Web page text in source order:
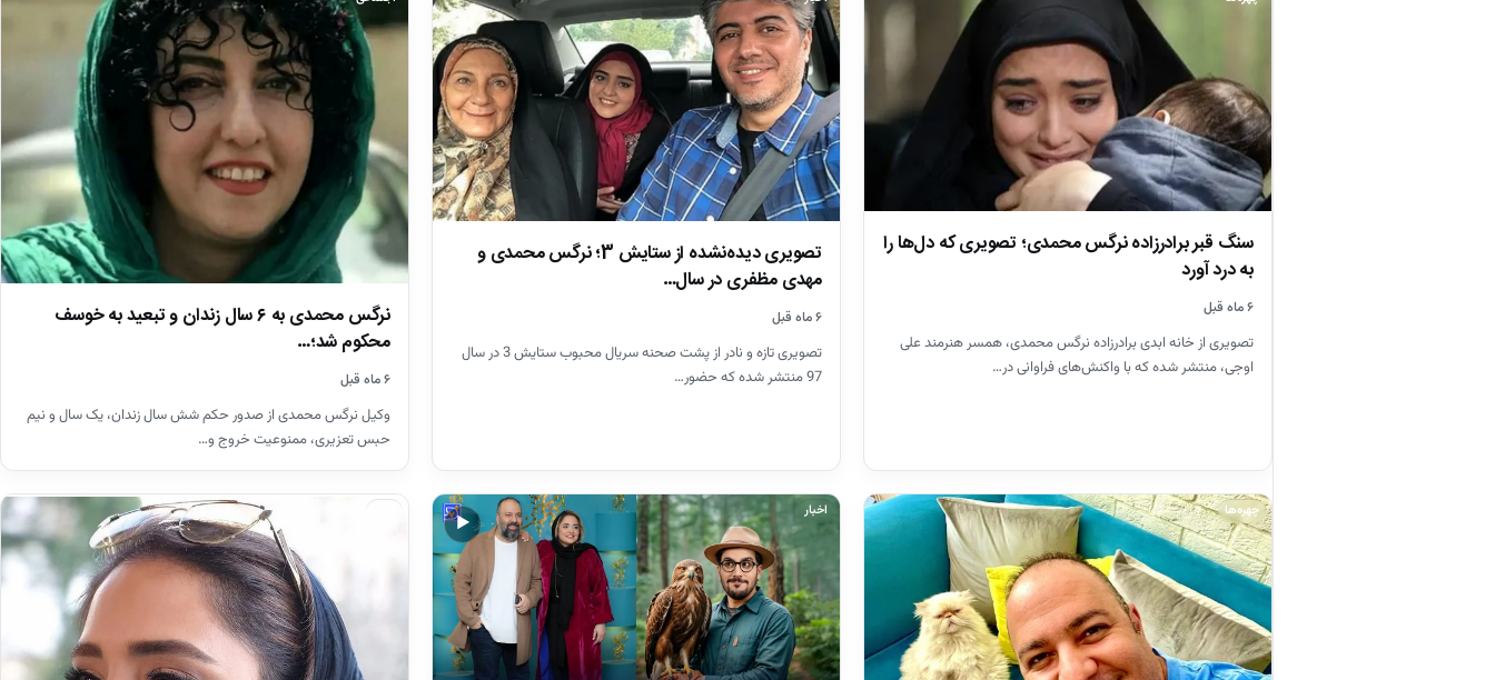
سنگ قبر برادرزاده نرگس محمدی؛ تصویری که دل‌ها را
به درد آورد
۶ ماه قبل
تصویری از خانه ابدی برادرزاده نرگس محمدی، همسر هنرمند علی
اوجی، منتشر شده که با واکنش‌های فراوانی در…
تصویری دیده‌نشده از ستایش 3؛ نرگس محمدی و
مهدی مظفری در سال…
۶ ماه قبل
تصویری تازه و نادر از پشت صحنه سریال محبوب ستایش 3 در سال
97 منتشر شده که حضور…
نرگس محمدی به ۶ سال زندان و تبعید به خوسف
محکوم شد؛…
۶ ماه قبل
وکیل نرگس محمدی از صدور حکم شش سال زندان، یک سال و نیم
حبس تعزیری، ممنوعیت خروج و…
چهره‌ها
▶
اخبار